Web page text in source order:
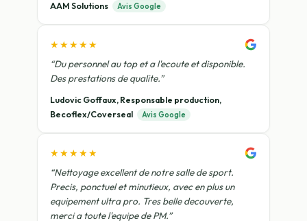
AAM Solutions Avis Google
★★★★★
“Du personnel au top et a l'ecoute et disponible.
Des prestations de qualite.”
Ludovic Goffaux, Responsable production,
Becoflex/Coverseal
Avis Google
★★★★★
“Nettoyage excellent de notre salle de sport.
Precis, ponctuel et minutieux, avec en plus un
equipement ultra pro. Tres belle decouverte,
merci a toute l'equipe de PM.”